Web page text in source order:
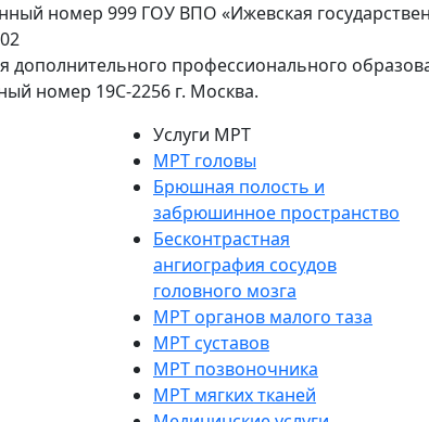
номер 999 ГОУ ВПО «Ижевская
профессионального
номер 19С-2256 г. Москва.
Услуги МРТ
МРТ головы
Брюшная полость и
забрюшинное пространство
Бесконтрастная
ангиография сосудов
головного мозга
МРТ органов малого таза
МРТ суставов
МРТ позвоночника
МРТ мягких тканей